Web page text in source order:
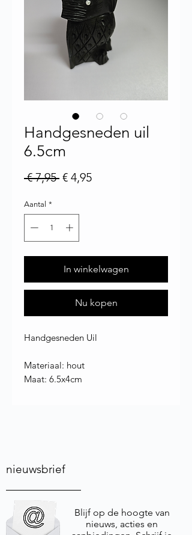
Handgesneden uil
6.5cm
€ 7,95 Normale prijs
€ 4,95Verkoopprijs
Aantal *
In winkelwagen
Nu kopen
Handgesneden Uil
Materiaal: hout
Maat: 6.5x4cm
nieuwsbrief
Blijf op de hoogte van
nieuws, acties en